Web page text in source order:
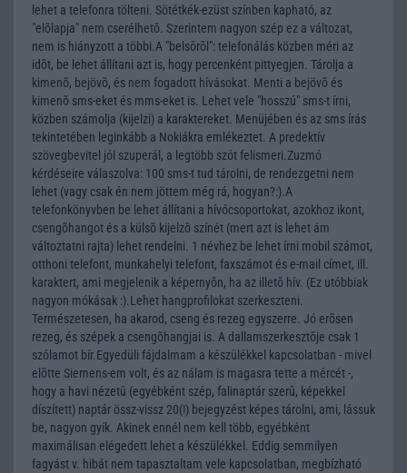
lehet a telefonra tölteni. Sötétkék-ezüst színben kapható, az
"elõlapja" nem cserélhetõ. Szerintem nagyon szép ez a változat,
nem is hiányzott a többi.A "belsõrõl": telefonálás közben méri az
idõt, be lehet állítani azt is, hogy percenként pittyegjen. Tárolja a
kimenõ, bejövõ, és nem fogadott hívásokat. Menti a bejövõ és
kimenõ sms-eket és mms-eket is. Lehet vele "hosszú" sms-t írni,
közben számolja (kijelzi) a karaktereket. Menüjében és az sms írás
tekintetében leginkább a Nokiákra emlékeztet. A predektív
szövegbevitel jól szuperál, a legtöbb szót felismeri.Zuzmó
kérdéseire válaszolva: 100 sms-t tud tárolni, de rendezgetni nem
lehet (vagy csak én nem jöttem még rá, hogyan?:).A
telefonkönyvben be lehet állítani a hívócsoportokat, azokhoz ikont,
csengõhangot és a külsõ kijelzõ színét (mert azt is lehet ám
változtatni rajta) lehet rendelni. 1 névhez be lehet írni mobil számot,
otthoni telefont, munkahelyi telefont, faxszámot és e-mail címet, ill.
karaktert, ami megjelenik a képernyõn, ha az illetõ hív. (Ez utóbbiak
nagyon mókásak :).Lehet hangprofilokat szerkeszteni.
Természetesen, ha akarod, cseng és rezeg egyszerre. Jó erõsen
rezeg, és szépek a csengõhangjai is. A dallamszerkesztõje csak 1
szólamot bír.Egyedüli fájdalmam a készülékkel kapcsolatban - mivel
elõtte Siemens-em volt, és az nálam is magasra tette a mércét -,
hogy a havi nézetû (egyébként szép, falinaptár szerû, képekkel
díszített) naptár össz-vissz 20(!) bejegyzést képes tárolni, ami, lássuk
be, nagyon gyík. Akinek ennél nem kell több, egyébként
maximálisan elégedett lehet a készülékkel. Eddig semmilyen
fagyást v. hibát nem tapasztaltam vele kapcsolatban, megbízható